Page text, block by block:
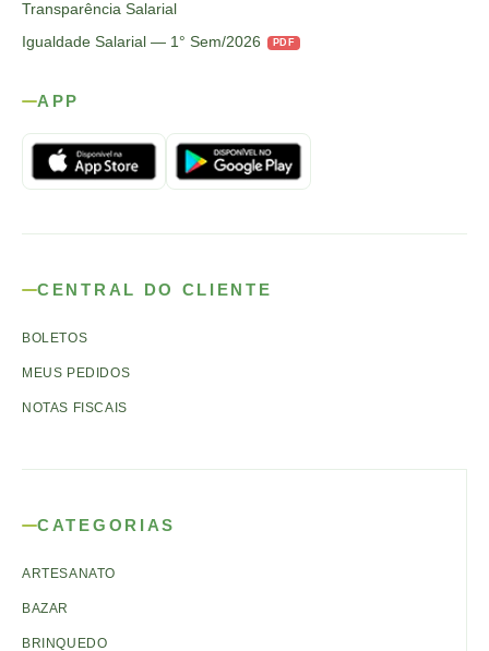
Transparência Salarial
Igualdade Salarial — 1° Sem/2026
PDF
APP
CENTRAL DO CLIENTE
BOLETOS
MEUS PEDIDOS
NOTAS FISCAIS
CATEGORIAS
ARTESANATO
BAZAR
BRINQUEDO